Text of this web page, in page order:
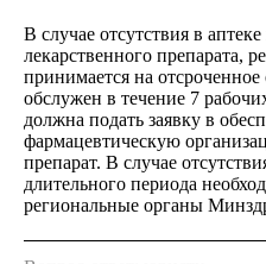
В случае отсутствия в
лекарственного препарата,
принимается на
обслужен в течение 7
должна подать заявку в
фармацевтическую
препарат. В случае
длительного периода
региональные органы